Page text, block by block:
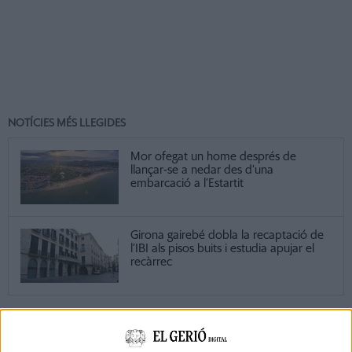
NOTÍCIES MÉS LLEGIDES
Mor ofegat un home després de
llançar-se a nedar des d’una
embarcació a l’Estartit
Girona gairebé dobla la recaptació de
l’IBI als pisos buits i estudia apujar el
recàrrec